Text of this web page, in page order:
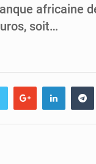
africaine
soit…